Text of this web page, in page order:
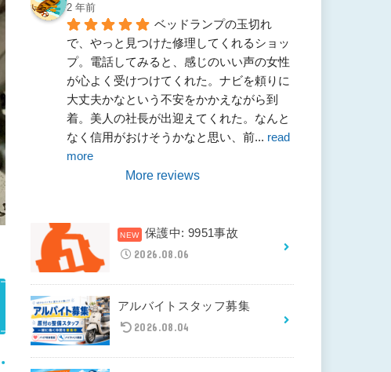
2 年前
ベッドランプの玉切れ
で、やっと見つけた修理してくれるショッ
プ。電話してみると、感じのいい声の女性
が心よく受けつけてくれた。ナビを頼りに
大丈夫かなという不安をかかえながら到
着。美人の社長が出迎えてくれた。なんと
なく信用がおけそうかなと思い、前... read
more
More reviews
保護中: 9951事故
2026.08.06
アルバイトスタッフ募集
2026.08.04